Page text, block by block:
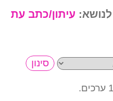
עיתון/כתב עת